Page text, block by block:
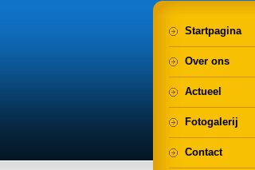
Startpagina
Over ons
Actueel
Fotogalerij
Contact